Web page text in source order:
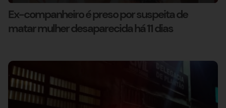
Ex-companheiro é preso por suspeita de
matar mulher desaparecida há 11 dias